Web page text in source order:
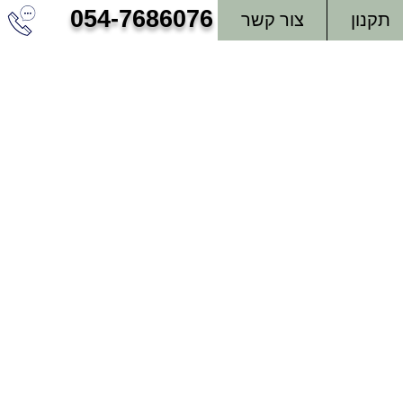
צור קשר תקנון 054-7686076